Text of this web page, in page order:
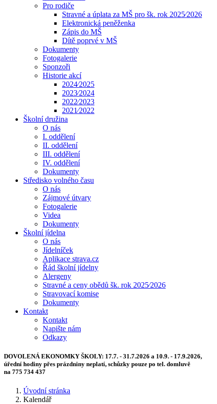
Pro rodiče
Stravné a úplata za MŠ pro šk. rok 2025⁄2026
Elektronická peněženka
Zápis do MŠ
Dítě poprvé v MŠ
Dokumenty
Fotogalerie
Sponzoři
Historie akcí
2024⁄2025
2023⁄2024
2022⁄2023
2021⁄2022
Školní družina
O nás
I. oddělení
II. oddělení
III. oddělení
IV. oddělení
Dokumenty
Středisko volného času
O nás
Zájmové útvary
Fotogalerie
Videa
Dokumenty
Školní jídelna
O nás
Jídelníček
Aplikace strava.cz
Řád školní jídelny
Alergeny
Stravné a ceny obědů šk. rok 2025⁄2026
Stravovací komise
Dokumenty
Kontakt
Kontakt
Napište nám
Odkazy
DOVOLENÁ EKONOMKY ŠKOLY: 17.7. - 31.7.2026 a 10.9. - 17.9.2026,
úřední hodiny přes prázdniny neplatí, schůzky pouze po tel. domluvě
na 775 734 437
Úvodní stránka
Kalendář